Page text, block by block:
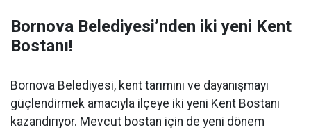
Bornova Belediyesi’nden iki yeni Kent
Bostanı!
Bornova Belediyesi, kent tarımını ve dayanışmayı
güçlendirmek amacıyla ilçeye iki yeni Kent Bostanı
kazandırıyor. Mevcut bostan için de yeni dönem